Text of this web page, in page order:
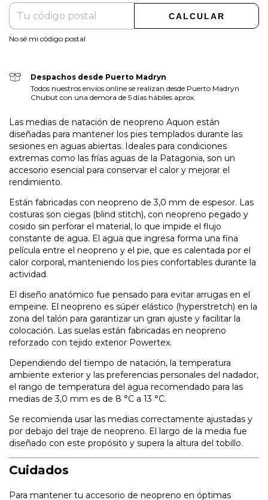
CALCULAR
No sé mi código postal
Despachos desde Puerto Madryn
Todos nuestros envíos online se realizan desde Puerto Madryn
Chubut con una demora de 5 días hábiles aprox.
Las medias de natación de neopreno Aquon están
diseñadas para mantener los pies templados durante las
sesiones en aguas abiertas. Ideales para condiciones
extremas como las frías aguas de la Patagonia, son un
accesorio esencial para conservar el calor y mejorar el
rendimiento.
Están fabricadas con neopreno de 3,0 mm de espesor. Las
costuras son ciegas (blind stitch), con neopreno pegado y
cosido sin perforar el material, lo que impide el flujo
constante de agua. El agua que ingresa forma una fina
película entre el neopreno y el pie, que es calentada por el
calor corporal, manteniendo los pies confortables durante la
actividad.
El diseño anatómico fue pensado para evitar arrugas en el
empeine. El neopreno es súper elástico (hyperstretch) en la
zona del talón para garantizar un gran ajuste y facilitar la
colocación. Las suelas están fabricadas en neopreno
reforzado con tejido exterior Powertex.
Dependiendo del tiempo de natación, la temperatura
ambiente exterior y las preferencias personales del nadador,
el rango de temperatura del agua recomendado para las
medias de 3,0 mm es de 8 °C a 13 °C.
Se recomienda usar las medias correctamente ajustadas y
por debajo del traje de neopreno. El largo de la media fue
diseñado con este propósito y supera la altura del tobillo.
Cuidados
Para mantener tu accesorio de neopreno en óptimas